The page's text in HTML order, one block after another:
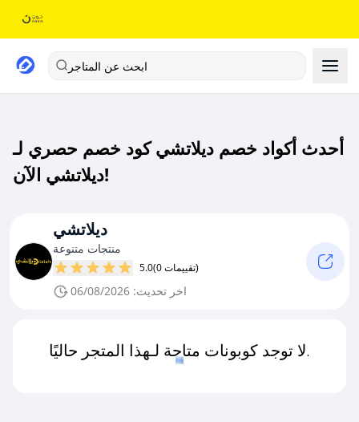
ابحث عن المتاجر
أحدث أكواد خصم ديلاتشي كود خصم حصري لـ
ديلاتشي الآن!
ديلاتشي
منتجات متنوعة
5.0 (0 تقييمات)
اخر تحديث: 06/08/2026
لا توجد كوبونات متاحة لـهذا المتجر حاليًا.